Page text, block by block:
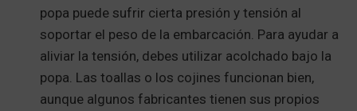
popa puede sufrir cierta presión y tensión al
soportar el peso de la embarcación. Para ayudar a
aliviar la tensión, debes utilizar acolchado bajo la
popa. Las toallas o los cojines funcionan bien,
aunque algunos fabricantes tienen sus propios